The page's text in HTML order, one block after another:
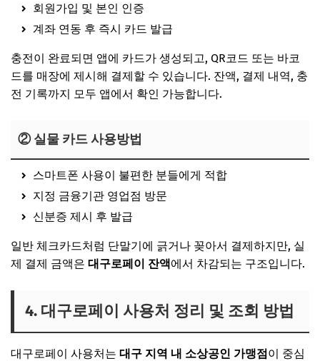
회원가입 및 본인 인증
계좌 연동 후 즉시 카드 발급
충전이 완료되면 앱에 카드가 생성되고, QR코드 또는 바코
드를 매장에 제시해 결제할 수 있습니다. 잔액, 결제 내역, 충
전 기록까지 모두 앱에서 확인 가능합니다.
② 실물 카드 사용방법
스마트폰 사용이 불편한 분들에게 적합
지정 금융기관 영업점 방문
신분증 제시 후 발급
일반 체크카드처럼 단말기에 긁거나 꽂아서 결제하지만, 실
제 결제 금액은 대구로페이 잔액에서 차감되는 구조입니다.
4. 대구로페이 사용처 정리 및 조회 방법
대구로페이 사용처는 대구 지역 내 소상공인 가맹점이 중심